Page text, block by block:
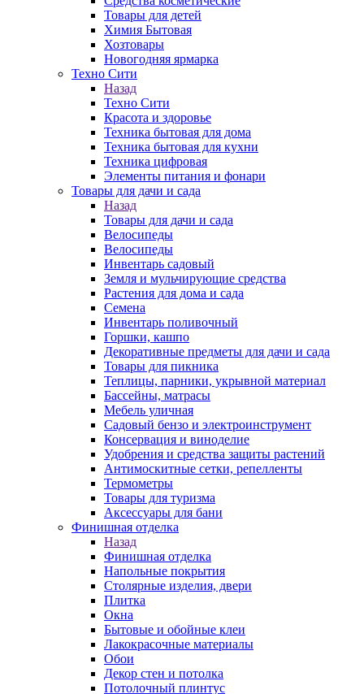
Товары для детей
Химия Бытовая
Хозтовары
Новогодняя ярмарка
Техно Сити
Назад
Техно Сити
Красота и здоровье
Техника бытовая для дома
Техника бытовая для кухни
Техника цифровая
Элементы питания и фонари
Товары для дачи и сада
Назад
Товары для дачи и сада
Велосипеды
Велосипеды
Инвентарь садовый
Земля и мульчирующие средства
Растения для дома и сада
Семена
Инвентарь поливочный
Горшки, кашпо
Декоративные предметы для дачи и сада
Товары для пикника
Теплицы, парники, укрывной материал
Бассейны, матрасы
Мебель уличная
Садовый бензо и электроинструмент
Консервация и виноделие
Удобрения и средства защиты растений
Антимоскитные сетки, репелленты
Термометры
Товары для туризма
Аксессуары для бани
Финишная отделка
Назад
Финишная отделка
Напольные покрытия
Столярные изделия, двери
Плитка
Окна
Бытовые и обойные клеи
Лакокрасочные материалы
Обои
Декор стен и потолка
Потолочный плинтус